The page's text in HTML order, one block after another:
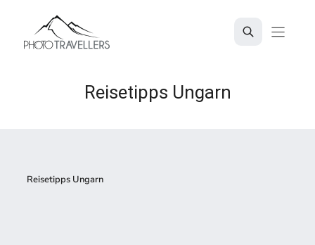
springen
Reisetipps Ungarn
Reisetipps Ungarn